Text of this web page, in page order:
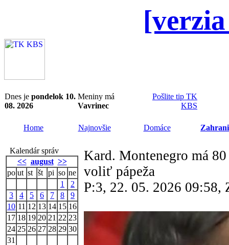
Dnes je pondelok 10.
08. 2026
Meniny má
Vavrinec
Pošlite tip TK
KBS
Home Najnovšie Domáce
Kalendár správ
<< august >>
po ut st št pi so ne
1
2
3
4 5 6 7 8
9
10 11 12 13 14 15 16
17 18 19 20 21 22 23
24 25 26 27 28 29 30
31
Kard. Montenegro má
voliť pápeža
P:3, 22. 05. 2026 09:58,